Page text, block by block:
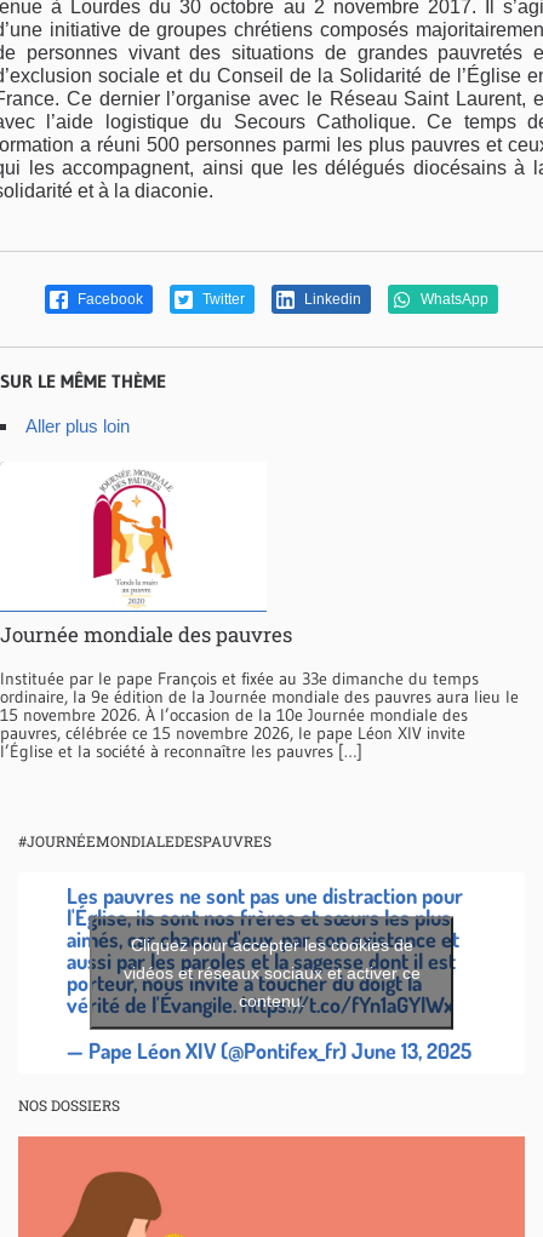
à Lourdes du 30 octobre au 2 novembre 2017. Il
initiative de groupes chrétiens composés
personnes vivant des situations de grandes pauvretés
sociale et du Conseil de la Solidarité de l’Église
Ce dernier l’organise avec le Réseau Saint Laurent,
l’aide logistique du Secours Catholique. Ce temps
a réuni 500 personnes parmi les plus pauvres et
les accompagnent, ainsi que les délégués diocésains à
et à la diaconie.
Facebook Twitter Linkedin WhatsApp
SUR LE MÊME THÈME
Aller plus loin
Journée mondiale des pauvres
Instituée par le pape François et fixée au 33e dimanche du temps
ordinaire, la 9e édition de la Journée mondiale des pauvres aura lieu le
15 novembre 2026. À l’occasion de la 10e Journée mondiale des
pauvres, célébrée ce 15 novembre 2026, le pape Léon XIV invite
l’Église et la société à reconnaître les pauvres […]
#JOURNÉEMONDIALEDESPAUVRES
Les pauvres ne sont pas une distraction pour
l'Église, ils sont nos frères et sœurs les plus
aimés, car chacun d'eux, par son existence et
aussi par les paroles et la sagesse dont il est
porteur, nous invite à toucher du doigt la
vérité de l'Évangile.https://t.co/fYn1aGYlWx
— Pape Léon XIV (@Pontifex_fr)June 13, 2025
Cliquez pour accepter les cookies de
vidéos et réseaux sociaux et activer ce
contenu.
NOS DOSSIERS